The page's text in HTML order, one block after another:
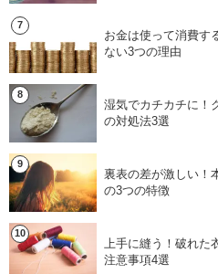
お金は使って消費す
ない3つの理由
湿気でカチカチに！
の対処法3選
裏表の差が激しい！
の3つの特徴
上手に縫う！破れ
注意事項4選